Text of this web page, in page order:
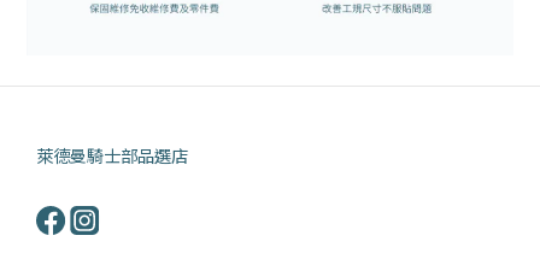
萊德曼騎士部品選店